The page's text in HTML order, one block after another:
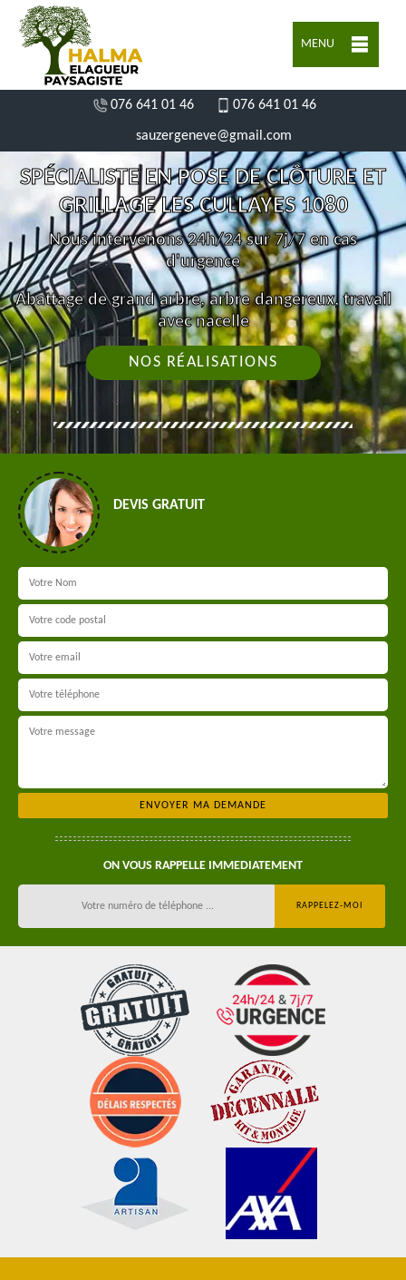
MENU
076 641 01 46 076 641 01 46
sauzergeneve@gmail.com
SPÉCIALISTE EN POSE DE CLÔTURE ET
GRILLAGE LES CULLAYES 1080
Nous intervenons 24h/24 sur 7j/7 en cas
d'urgence
Abattage de grand arbre, arbre dangereux, travail
avec nacelle
NOS RÉALISATIONS
DEVIS GRATUIT
ON VOUS RAPPELLE IMMEDIATEMENT